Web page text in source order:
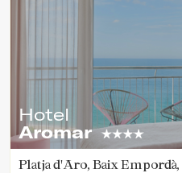
Hotel
Aromar
Platja d'Aro, Baix Empordà,